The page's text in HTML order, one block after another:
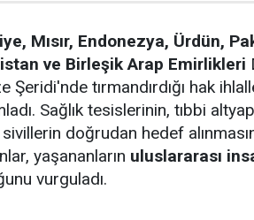
Mısır, Endonezya, Ürdün,
ve Birleşik Arap Emirlikleri
Şeridi'nde tırmandırdığı hak
Sağlık tesislerinin, tıbbi
doğrudan hedef
yaşananların uluslararası
vurguladı.